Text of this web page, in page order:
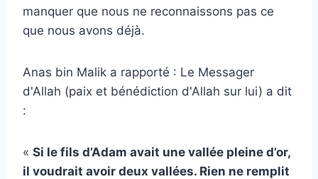
manquer que nous ne reconnaissons pas ce
que nous avons déjà.
Anas bin Malik a rapporté : Le Messager
d'Allah (paix et bénédiction d'Allah sur lui) a dit
:
« Si le fils d’Adam avait une vallée pleine d’or,
il voudrait avoir deux vallées. Rien ne remplit